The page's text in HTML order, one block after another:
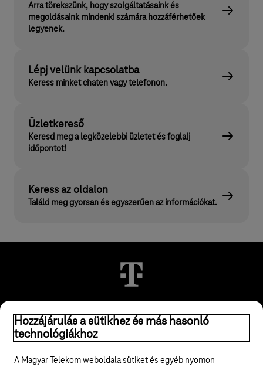
Arra törekszünk, hogy szolgáltatásaink és
megoldásaink mindenki számára hozzáférhetőek
legyenek.
Lépj velünk kapcsolatba
Keress minket chaten vagy telefonon.
Üzletkereső
Keresd meg a legközelebbi üzletet és foglalj
időpontot!
Keress az oldalon
Találd meg gyorsan és egyszerűen az információkat.
© 2026 Magyar Telekom Nyrt.
Hozzájárulás a sütikhez és más hasonló
technológiákhoz
A Magyar Telekom weboldala sütiket és egyéb nyomon